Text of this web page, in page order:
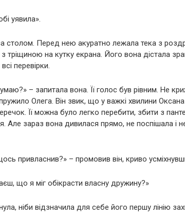
уявила».
столом. Перед нею акуратно лежала тека з
тріщиною на кутку екрана. Його вона дістала
перевірки.
– запитала вона. Її голос був рівним. Не
Олега. Він звик, що у важкі хвилини
Її можна було легко перебити, збити з
Але зараз вона дивилася прямо, не поспішала і
привласнив?» – промовив він, криво
що я міг обікрасти власну дружину?»
ніби відзначила для себе його першу лінію